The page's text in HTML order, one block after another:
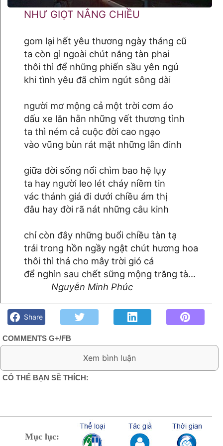
NHƯ GIỌT NẮNG CHIỀU
gom lại hết yêu thương ngày tháng cũ
ta còn gì ngoài chút nắng tàn phai
thôi thì để những phiến sầu yên ngủ
khi tình yêu đã chìm ngút sông dài
người mơ mộng cả một trời cơm áo
dấu xe lăn hằn những vết thương tình
ta thì ném cả cuộc đời cao ngạo
vào vũng bùn rát mặt những lằn đinh
giữa đời sống nổi chìm bao hệ lụy
ta hay người leo lét cháy niềm tin
vác thánh giá đi dưới chiều ám thị
đâu hay đời rã nát những câu kinh
chỉ còn đây những buổi chiều tàn tạ
trải trong hồn ngầy ngật chút hương hoa
thôi thì thả cho mây trời gió cả
để nghìn sau chết sững mộng trăng tà…
Nguyễn Minh Phúc
núi và bạn bè. Chút gì để nhớ!
Share
COMMENTS G+/FB
0 Comment:
CÓ THỂ BẠN SẼ THÍCH:
Mục lục: